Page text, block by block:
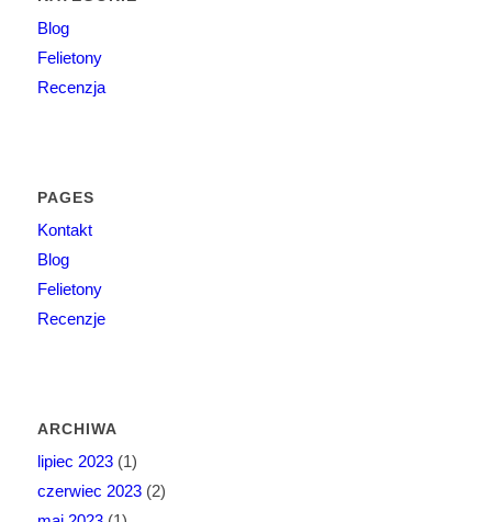
Blog
Felietony
Recenzja
PAGES
Kontakt
Blog
Felietony
Recenzje
ARCHIWA
lipiec 2023(1)
czerwiec 2023(2)